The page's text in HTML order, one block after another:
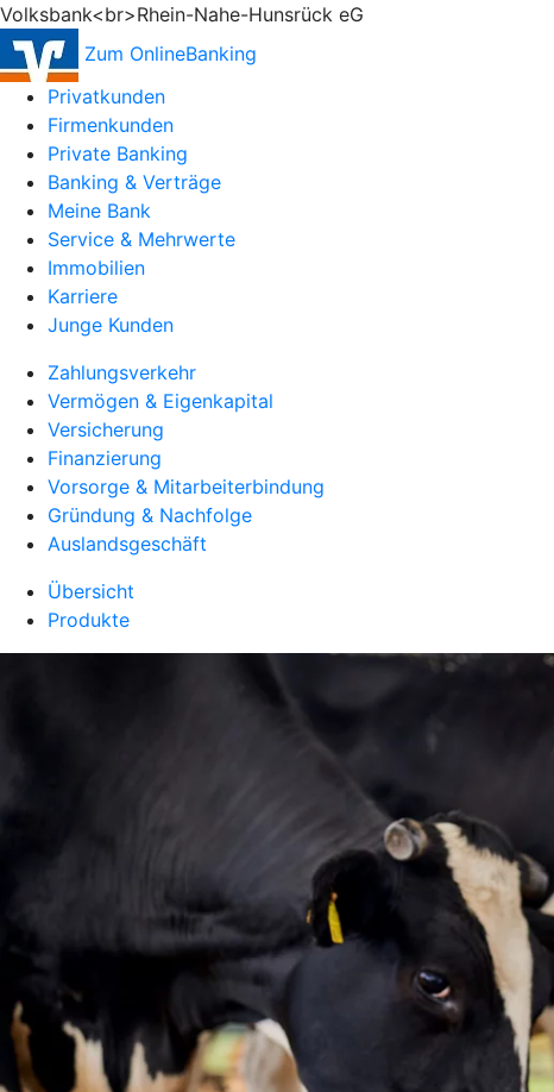
Volksbank<br>Rhein-Nahe-Hunsrück eG
Zum OnlineBanking
Privatkunden
Firmenkunden
Private Banking
Banking & Verträge
Meine Bank
Service & Mehrwerte
Immobilien
Karriere
Junge Kunden
Zahlungsverkehr
Vermögen & Eigenkapital
Versicherung
Finanzierung
Vorsorge & Mitarbeiterbindung
Gründung & Nachfolge
Auslandsgeschäft
Übersicht
Produkte